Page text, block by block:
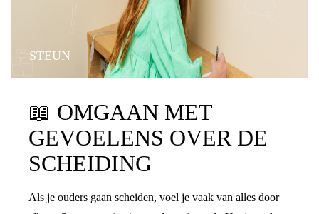
STEUN
📖 OMGAAN MET
GEVOELENS OVER DE
SCHEIDING
Als je ouders gaan scheiden, voel je vaak van alles door